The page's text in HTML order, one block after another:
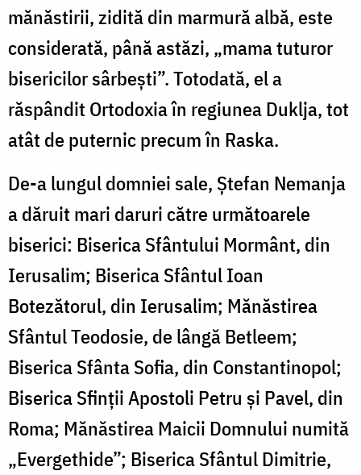
mănăstirii, zidită din marmură albă, este
considerată, până astăzi, „mama tuturor
bisericilor sârbești”. Totodată, el a
răspândit Ortodoxia în regiunea Duklja, tot
atât de puternic precum în Raska.
De-a lungul domniei sale, Ștefan Nemanja
a dăruit mari daruri către următoarele
biserici: Biserica Sfântului Mormânt, din
Ierusalim; Biserica Sfântul Ioan
Botezătorul, din Ierusalim; Mănăstirea
Sfântul Teodosie, de lângă Betleem;
Biserica Sfânta Sofia, din Constantinopol;
Biserica Sfinții Apostoli Petru și Pavel, din
Roma; Mănăstirea Maicii Domnului numită
„Evergethide”; Biserica Sfântul Dimitrie,